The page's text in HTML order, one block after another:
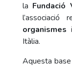
la Fundació
l’associació
organismes
Itàlia.
Aquesta